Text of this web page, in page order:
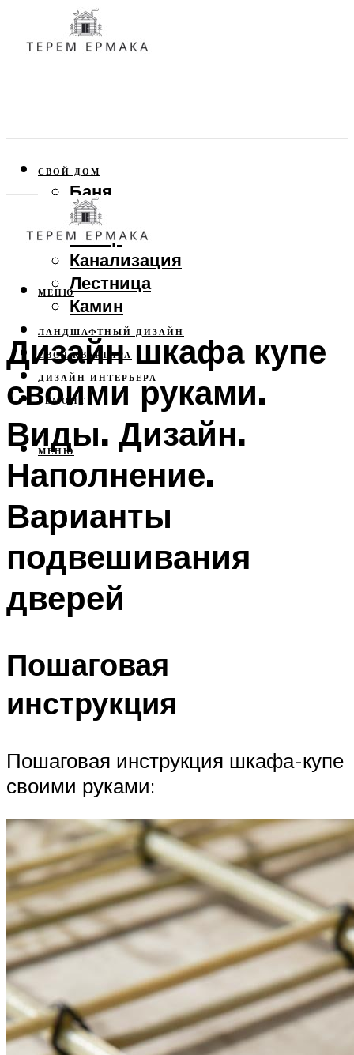
СВОЙ ДОМ
Баня
Веранда
Забор
Канализация
Лестница
Камин
ЛАНДШАФТНЫЙ ДИЗАЙН
СВОЯ КВАРТИРА
ДИЗАЙН ИНТЕРЬЕРА
РЕМОНТ
МЕНЮ
МЕНЮ
Дизайн шкафа купе
своими руками.
Виды. Дизайн.
Наполнение.
Варианты
подвешивания
дверей
Пошаговая
инструкция
Пошаговая инструкция шкафа-купе
своими руками: